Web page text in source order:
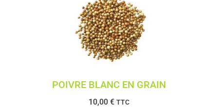
POIVRE BLANC EN GRAIN
10,00 € TTC